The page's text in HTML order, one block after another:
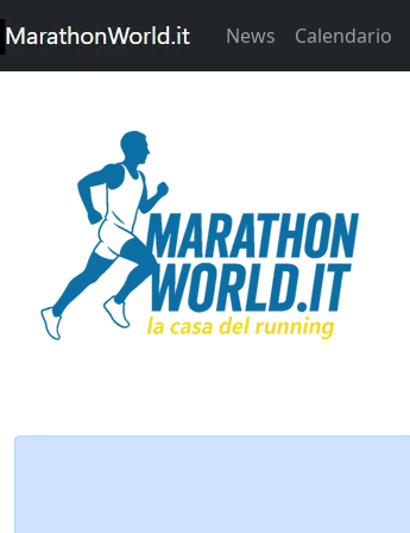
News Calendario